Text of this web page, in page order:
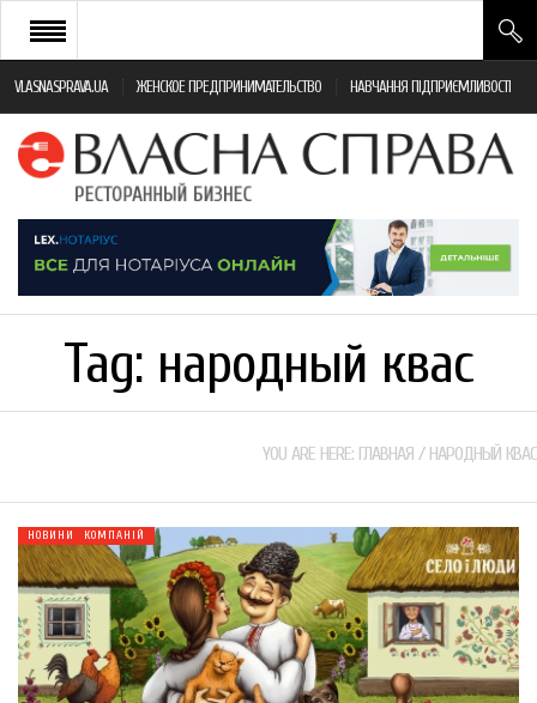
VLASNASPRAVA.UA ЖЕНСКОЕ ПРЕДПРИНИМАТЕЛЬСТВО НАВЧАННЯ ПІДПРИЄМЛИВОСТІ
НОВИНИ РЕСТОРАННОГО БІЗНЕСУ
ЯК ВІДКРИТИ ТА УСПІШНО КЕРУВАТИ
МОНІТОРИНГ ЗАКОНОДАВСТВА
ФРАНЧАЙЗИНГ
Tag: народный квас
YOU ARE HERE: ГЛАВНАЯ / НАРОДНЫЙ КВАС
НОВИНИ КОМПАНІЙ